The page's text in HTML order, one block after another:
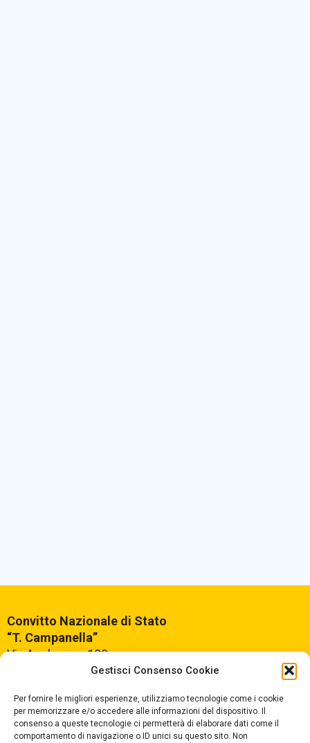
Gestisci Consenso Cookie
Per fornire le migliori esperienze, utilizziamo tecnologie come i cookie
per memorizzare e/o accedere alle informazioni del dispositivo. Il
consenso a queste tecnologie ci permetterà di elaborare dati come il
comportamento di navigazione o ID unici su questo sito. Non
Convitto Nazionale di Stato
“T. Campanella”
Via Aschenez, 180
Centralino +390965499421
Segreteria +39096520527